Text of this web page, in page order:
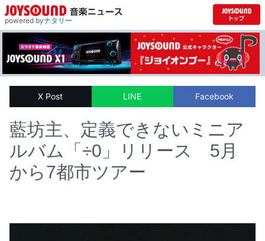
powered byナタリー
X Post LINE Facebook
藍坊主、定義できないミニア
ルバム「÷0」リリース 5月
から7都市ツアー